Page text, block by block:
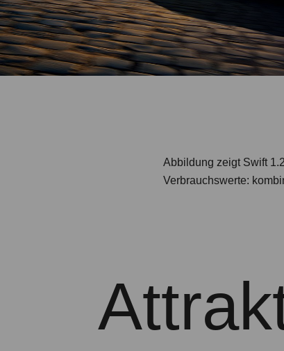
Abbildung zeigt Swift
Verbrauchswerte: